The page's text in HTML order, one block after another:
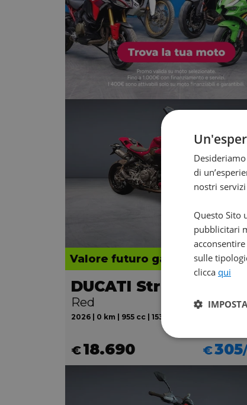
Valore futuro garantito
Red
2026 | 0 km | 955 cc | 153 Hp | 112.3 Kw
€18.690 €305
di
nostri
Questo Sito
pubblicitari
sulle
clicca qui